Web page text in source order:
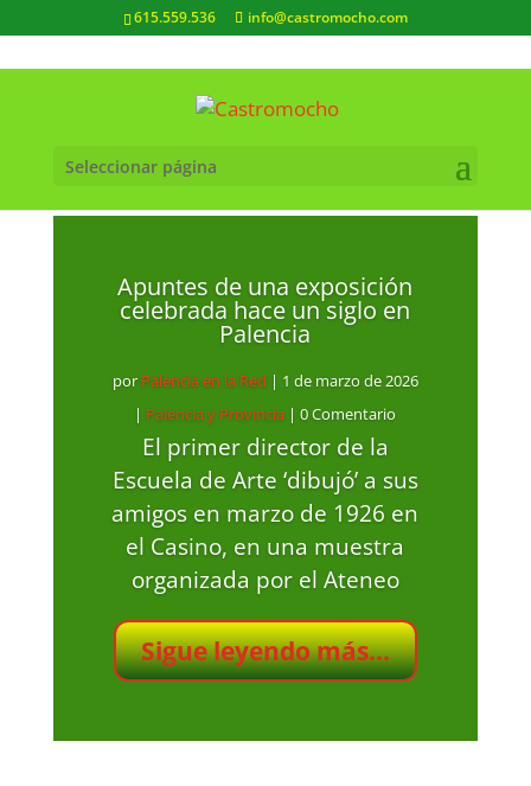
615.559.536 info@castromocho.com
Seleccionar página
Apuntes de una exposición
celebrada hace un siglo en
Palencia
por Palencia en la Red | 1 de marzo de 2026
| Palencia y Provincia | 0 Comentario
El primer director de la
Escuela de Arte ‘dibujó’ a sus
amigos en marzo de 1926 en
el Casino, en una muestra
organizada por el Ateneo
Sigue leyendo más...